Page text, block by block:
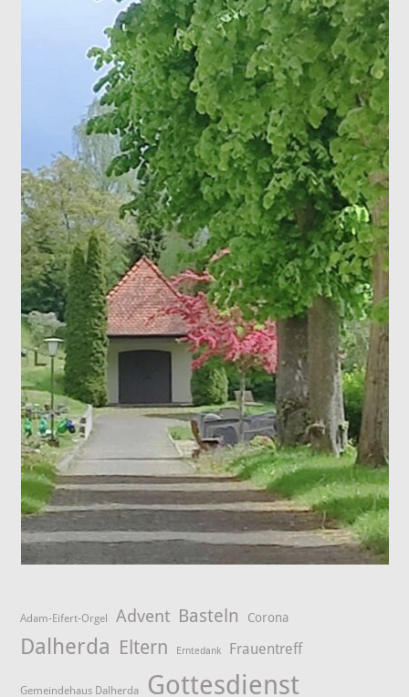
Adam-Eifert-Orgel Advent Basteln Corona
Dalherda Eltern Erntedank Frauentreff
Gemeindehaus Dalherda Gottesdienst